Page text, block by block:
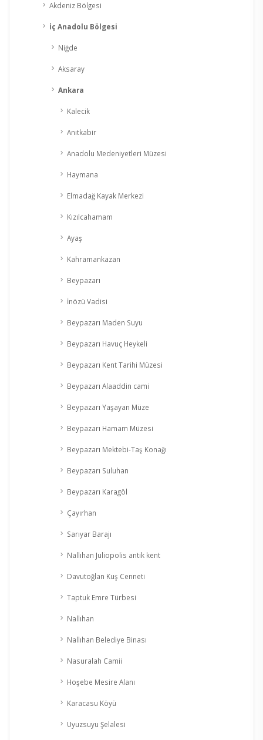
Akdeniz Bölgesi
İç Anadolu Bölgesi
Niğde
Aksaray
Ankara
Kalecik
Anıtkabir
Anadolu Medeniyetleri Müzesi
Haymana
Elmadağ Kayak Merkezi
Kızılcahamam
Ayaş
Kahramankazan
Beypazarı
İnözü Vadisi
Beypazarı Maden Suyu
Beypazarı Havuç Heykeli
Beypazarı Kent Tarihi Müzesi
Beypazarı Alaaddin cami
Beypazarı Yaşayan Müze
Beypazarı Hamam Müzesi
Beypazarı Mektebi-Taş Konağı
Beypazarı Suluhan
Beypazarı Karagöl
Çayırhan
Sarıyar Barajı
Nallıhan Juliopolis antik kent
Davutoğlan Kuş Cenneti
Taptuk Emre Türbesi
Nallıhan
Nallıhan Belediye Binası
Nasuralah Camii
Hoşebe Mesire Alanı
Karacasu Köyü
Uyuzsuyu Şelalesi